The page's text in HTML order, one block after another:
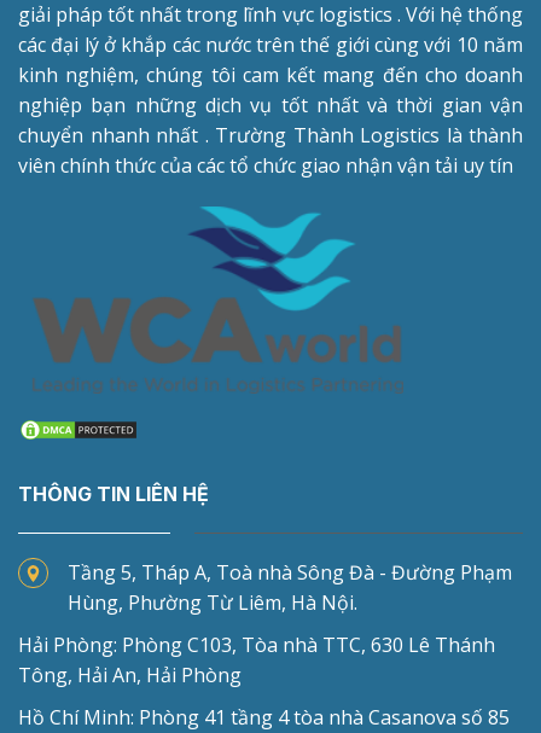
giải pháp tốt nhất trong lĩnh vực logistics . Với hệ thống
các đại lý ở khắp các nước trên thế giới cùng với 10 năm
kinh nghiệm, chúng tôi cam kết mang đến cho doanh
nghiệp bạn những dịch vụ tốt nhất và thời gian vận
chuyển nhanh nhất . Trường Thành Logistics là thành
viên chính thức của các tổ chức giao nhận vận tải uy tín
THÔNG TIN LIÊN HỆ
Tầng 5, Tháp A, Toà nhà Sông Đà - Đường Phạm
Hùng, Phường Từ Liêm, Hà Nội.
Hải Phòng: Phòng C103, Tòa nhà TTC, 630 Lê Thánh
Tông, Hải An, Hải Phòng
Hồ Chí Minh: Phòng 41 tầng 4 tòa nhà Casanova số 85